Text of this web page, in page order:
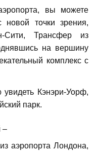
вы можете
новой точки зрения,
Сити, Трансфер из
на вершину
комплекс с
Кэнэри-Уорф,
парк.
–
аэропорта Лондона,